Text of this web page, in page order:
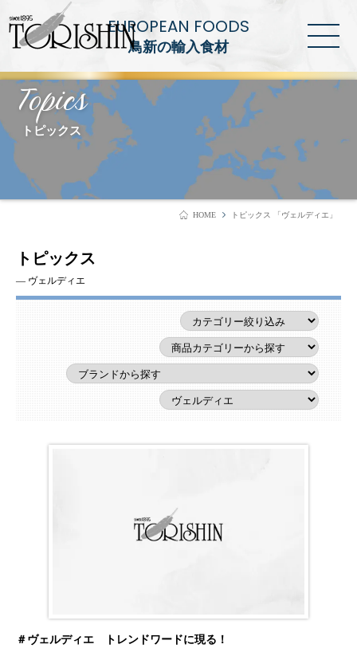
EUROPEAN FOODS
鳥新の輸入食材
Topics
トピックス
HOME トピックス 「ヴェルディエ」
トピックス
― ヴェルディエ
＃ヴェルディエ トレンドワードに現る！